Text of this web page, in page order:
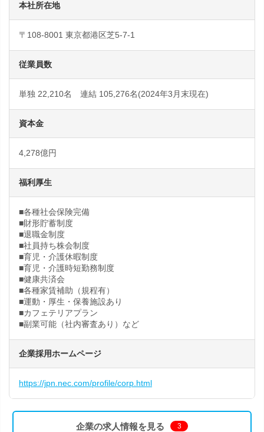
本社所在地
〒108-8001 東京都港区芝5-7-1
従業員数
単独 22,210名 連結 105,276名(2024年3月末現在)
資本金
4,278億円
福利厚生
■各種社会保険完備
■財形貯蓄制度
■退職金制度
■社員持ち株会制度
■育児・介護休暇制度
■育児・介護時短勤務制度
■健康共済会
■各種家賃補助（規程有）
■運動・厚生・保養施設あり
■カフェテリアプラン
■副業可能（社内審査あり）など
企業採用ホームページ
https://jpn.nec.com/profile/corp.html
企業の求人情報を見る 3